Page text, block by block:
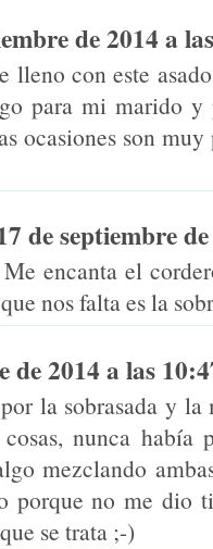
de 2014 a
lleno con este
para mi marido y
ocasiones son
de septiembre
encanta el
nos falta es la
de 2014 a las
la sobrasada y
nunca había
mezclando
porque no me dio
se trata ;-)